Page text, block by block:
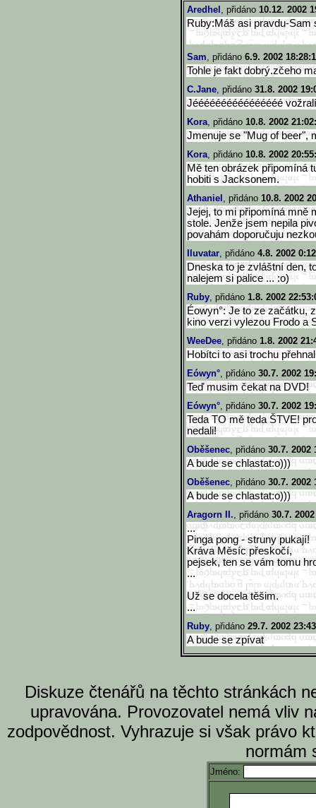
Aredhel , přidáno 10.12. 2002
Ruby:Máš asi pravdu-Sam
Sam, přidáno 6.9. 2002
Tohle je fakt dobrý.zčeho
C.Jane, přidáno 31.8. 2002
Jéééééééééééééééé
Kora, přidáno 10.8. 2002
Jmenuje se "Mug of beer",
Kora, přidáno 10.8. 2002
Mě ten obrázek připomíná
hobiti s Jacksonem.
Athaniel , přidáno 10.8. 2002
Jejej, to mi připomíná mně
stole. Jenže jsem nepila
povahám doporučuju
Iluvatar, přidáno 4.8. 2002
Dneska to je zvláštní den,
nalejem si palice ... :o)
Ruby, přidáno 1.8. 2002
Éowyn°: Je to ze začátku,
kino verzi vylezou Frodo a
WeeDee, přidáno 1.8. 2002
Hobítci to asi trochu
Eówyn°, přidáno 30.7. 2002
Teď musim čekat na DVD!
Eówyn°, přidáno 30.7. 2002
Teda TO mě teda ŠTVE!
nedali!
Oběšenec, přidáno 30.7. 2002
A bude se chlastat:o)))
Oběšenec, přidáno 30.7. 2002
A bude se chlastat:o)))
Aragorn II., přidáno 30.7.
...
Pinga pong - struny pukají!
Kráva Měsíc přeskočí,
pejsek, ten se vám tomu
...
Už se docela těšim.
...
Ruby, přidáno 29.7. 2002
A bude se zpívat
Diskuze čtenářů na těchto stránkách
upravována. Provozovatel nemá vliv
zodpovědnost. Vyhrazuje si však právo
normám
Jméno: